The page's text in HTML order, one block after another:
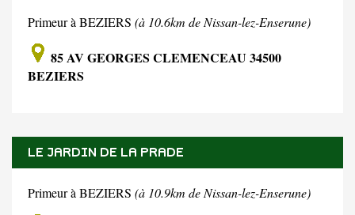
Primeur à BEZIERS (à 10.6km de Nissan-lez-Enserune)
85 AV GEORGES CLEMENCEAU 34500
BEZIERS
LE JARDIN DE LA PRADE
Primeur à BEZIERS (à 10.9km de Nissan-lez-Enserune)